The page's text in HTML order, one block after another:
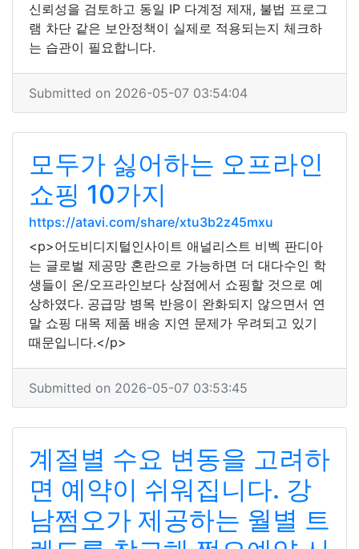
신뢰성을 검토하고 동일 IP 다계정 제재, 불법 프로그
램 차단 같은 보안정책이 실제로 적용되는지 체크하
는 습관이 필요합니다.
Submitted on 2026-05-07 03:54:04
모두가 싫어하는 오프라인
쇼핑 10가지
https://atavi.com/share/xtu3b2z45mxu
<p>어도비디지털인사이트 애널리스트 비벡 판디아
는 글로벌 제공망 혼란으로 가능하면 더 대다수인 학
생들이 온/오프라인보다 상점에서 쇼핑할 것으로 예
상하였다. 공급망 병목 반응이 완화되지 않으면서 연
말 쇼핑 대목 제품 배송 지연 문제가 우려되고 있기
때문입니다.</p>
Submitted on 2026-05-07 03:53:45
계절별 수요 변동을 고려하
면 예약이 쉬워집니다. 강
남쩜오가 제공하는 월별 트